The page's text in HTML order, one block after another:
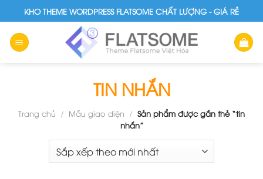
to
content
KHO THEME WORDPRESS FLATSOME CHẤT LƯỢNG - GIÁ RẺ
TIN NHẮN
Trang chủ / Mẫu giao diện / Sản phẩm được gắn thẻ “tin
nhắn”